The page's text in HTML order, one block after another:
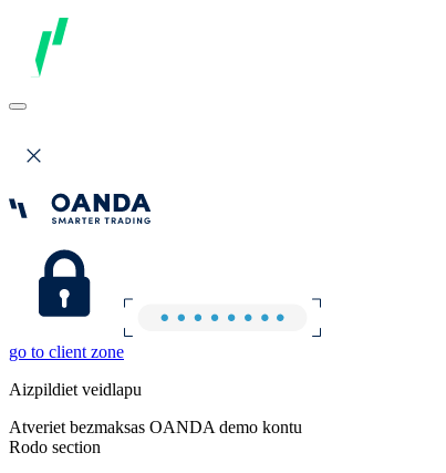
go to client zone
Aizpildiet veidlapu
Atveriet bezmaksas OANDA demo kontu
Rodo section